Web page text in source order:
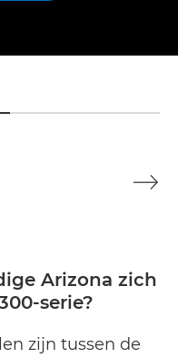
MENU
Arizona zich
serie?
zijn tussen de